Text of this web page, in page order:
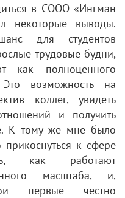
в СООО «Ингман
некоторые выводы.
для студентов
трудовые будни,
как полноценного
Это возможность на
коллег, увидеть
и получить
К тому же мне было
прикоснуться к сфере
как работают
масштаба, и,
первые честно